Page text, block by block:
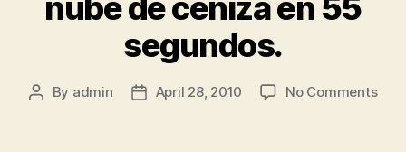
nube de ceniza en 55
segundos.
Post
By admin
PostApril 28, 2010 No Commentson